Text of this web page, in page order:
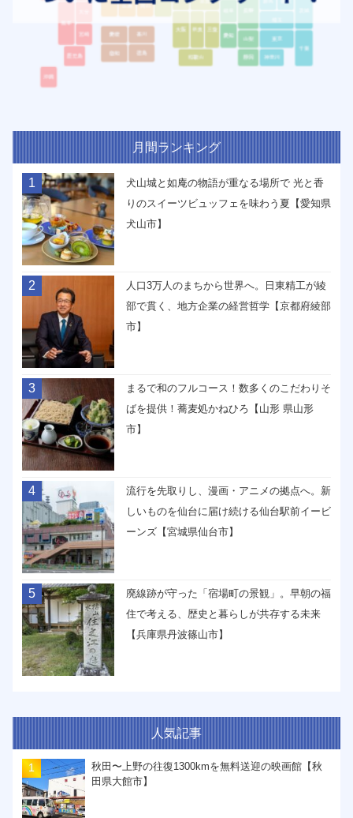
月間ランキング
1
犬山城と如庵の物語が重なる場所で 光と香
りのスイーツビュッフェを味わう夏【愛知県
犬山市】
2
人口3万人のまちから世界へ。日東精工が綾
部で貫く、地方企業の経営哲学【京都府綾部
市】
3
まるで和のフルコース！数多くのこだわりそ
ばを提供！蕎麦処かねひろ【山形 県山形
市】
4
流行を先取りし、漫画・アニメの拠点へ。新
しいものを仙台に届け続ける仙台駅前イービ
ーンズ【宮城県仙台市】
5
廃線跡が守った「宿場町の景観」。早朝の福
住で考える、歴史と暮らしが共存する未来
【兵庫県丹波篠山市】
人気記事
秋田〜上野の往復1300kmを無料送迎の映画館【秋
田県大館市】